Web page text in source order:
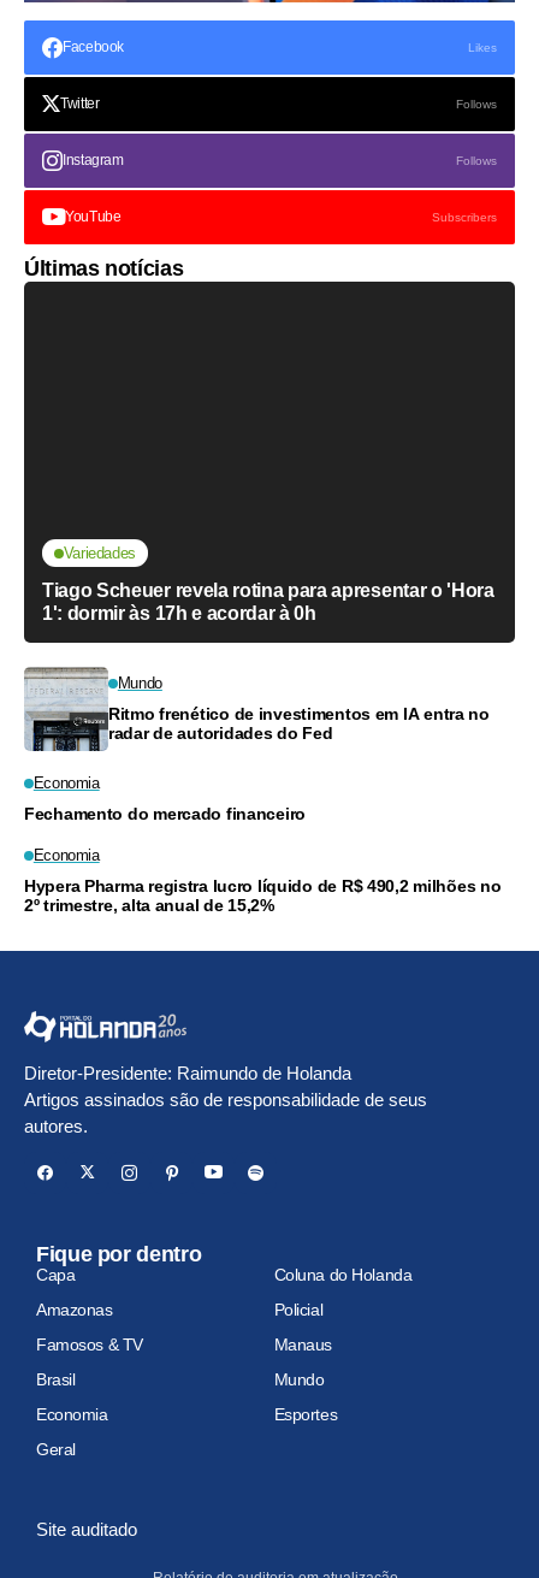
Facebook Likes
Twitter Follows
Instagram Follows
YouTube Subscribers
Últimas notícias
Variedades
Tiago Scheuer revela rotina para apresentar o 'Hora
1': dormir às 17h e acordar à 0h
Mundo
Ritmo frenético de investimentos em IA entra no
radar de autoridades do Fed
Economia
Fechamento do mercado financeiro
Economia
Hypera Pharma registra lucro líquido de R$ 490,2 milhões no
2º trimestre, alta anual de 15,2%
Diretor-Presidente: Raimundo de Holanda
Artigos assinados são de responsabilidade de seus
autores.
Fique por dentro
Capa
Coluna do Holanda
Amazonas
Policial
Famosos & TV
Manaus
Brasil
Mundo
Economia
Esportes
Geral
Site auditado